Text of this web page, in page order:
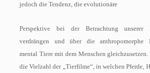
jedoch die Tendenz, die evolutionäre
Perspektive bei der Betrachtung unserer
verdrängen und über die anthropomorphe
mental Tiere mit dem Menschen
die Vielzahl der „Tierfilme“, in welchen Pferde,